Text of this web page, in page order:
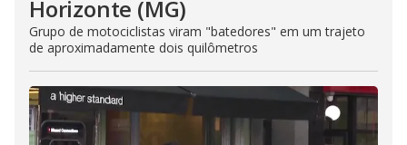
Horizonte (MG)
Grupo de motociclistas viram "batedores" em um trajeto
de aproximadamente dois quilômetros